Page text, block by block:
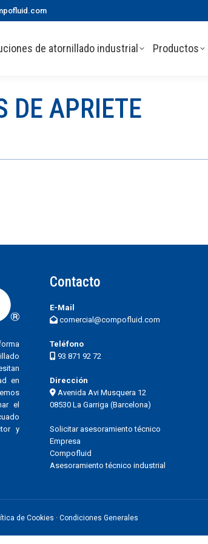
de atornillado industrial Productos
DE APRIETE
en
el
y
Contacto
E-Mail
comercial@compofluid.com
Teléfono
93 871 92 72
Dirección
Avenida Avi Musquera 12
08530 La Garriga (Barcelona)
Solicitar asesoramiento técnico
Empresa
Compofluid
Asesoramiento técnico industrial
de Cookies · Condiciones Generales